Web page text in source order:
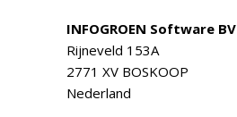
INFOGROEN Software BV
Rijneveld 153A
2771 XV BOSKOOP
Nederland